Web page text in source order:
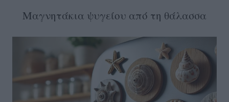
Μαγνητάκια ψυγείου από τη θάλασσα